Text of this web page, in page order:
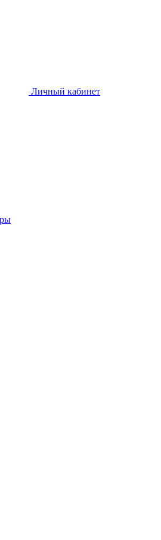
Личный кабинет